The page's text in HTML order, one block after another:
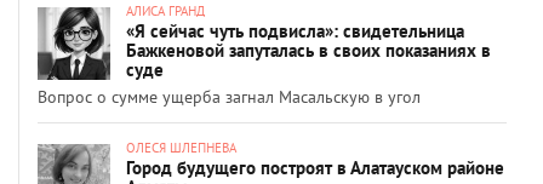
АЛИСА ГРАНД
«Я сейчас чуть подвисла»: свидетельница
Бажкеновой запуталась в своих показаниях в
суде
Вопрос о сумме ущерба загнал Масальскую в угол
ОЛЕСЯ ШЛЕПНЕВА
Город будущего построят в Алатауском районе